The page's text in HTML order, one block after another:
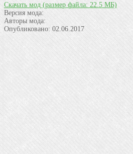
Скачать мод (размер файла: 22.5 МБ)
Версия мода:
Авторы мода:
Опубликовано: 02.06.2017